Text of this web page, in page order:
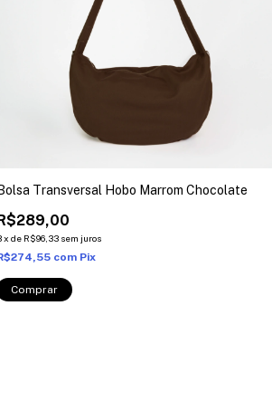
Bolsa Transversal Hobo Marrom Chocolate
x de R$96,33 sem juros
com Pix